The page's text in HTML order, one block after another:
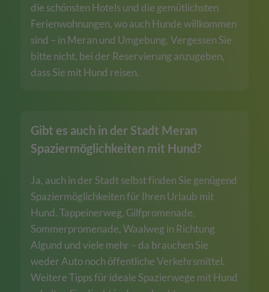
die schönsten Hotels und die gemütlichsten
Ferienwohnungen, wo auch Hunde willkommen
sind – in Meran und Umgebung. Vergessen Sie
bitte nicht, bei der Reservierung anzugeben,
dass Sie mit Hund reisen.
Gibt es auch in der Stadt Meran
Spaziermöglichkeiten mit Hund?
Ja, auch in der Stadt selbst finden Sie genügend
Spaziermöglichkeiten für Ihren Urlaub mit
Hund. Tappeinerweg, Gilfpromenade,
Sommerpromenade, Waalweg in Richtung
Algund und viele mehr – da brauchen Sie
weder Auto noch öffentliche Verkehrsmittel.
Weitere Tipps für ideale Spazierwege mit Hund